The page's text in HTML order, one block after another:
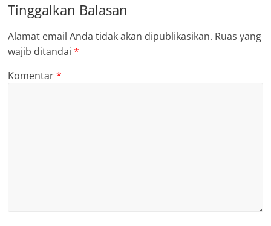
Tinggalkan Balasan
Alamat email Anda tidak akan dipublikasikan. Ruas yang
wajib ditandai*
Komentar*